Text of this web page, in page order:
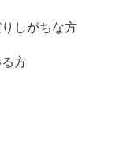
しがちな方
方